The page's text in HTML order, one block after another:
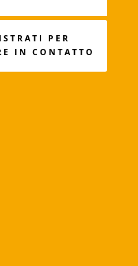
PER
IN CONTATTO